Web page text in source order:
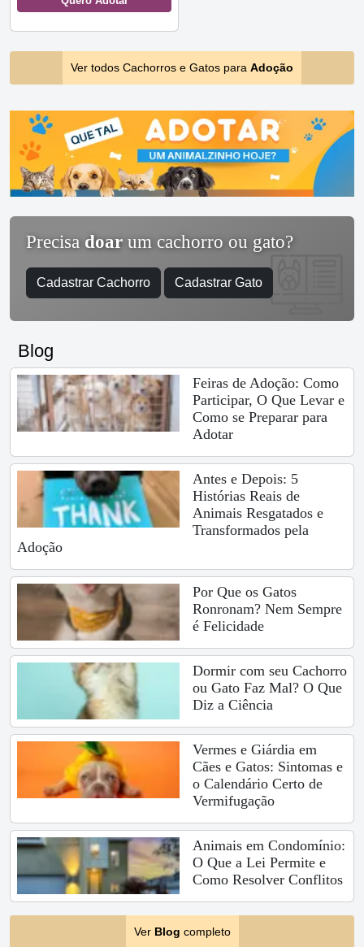
Ver todos Cachorros e Gatos para Adoção
Precisa doar um cachorro ou gato?
Cadastrar Cachorro Cadastrar Gato
Blog
Feiras de Adoção: Como
Participar, O Que Levar e
Como se Preparar para
Adotar
Antes e Depois: 5
Histórias Reais de
Animais Resgatados e
Transformados pela
Adoção
Por Que os Gatos
Ronronam? Nem Sempre
é Felicidade
Dormir com seu Cachorro
ou Gato Faz Mal? O Que
Diz a Ciência
Vermes e Giárdia em
Cães e Gatos: Sintomas e
o Calendário Certo de
Vermifugação
Animais em Condomínio:
O Que a Lei Permite e
Como Resolver Conflitos
Ver Blog completo